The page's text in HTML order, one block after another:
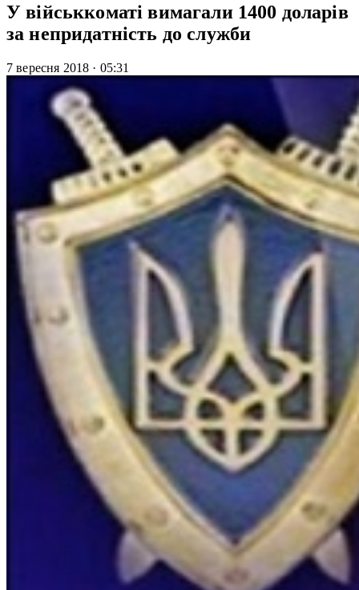
У військкоматі вимагали 1400 доларів
за непридатність до служби
7 вересня 2018 · 05:31